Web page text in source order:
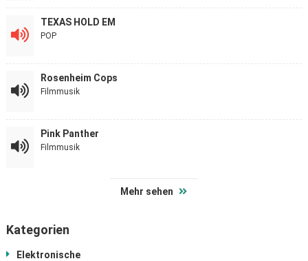
TEXAS HOLD EM
POP
Rosenheim Cops
Filmmusik
Pink Panther
Filmmusik
Mehr sehen
Kategorien
Elektronische